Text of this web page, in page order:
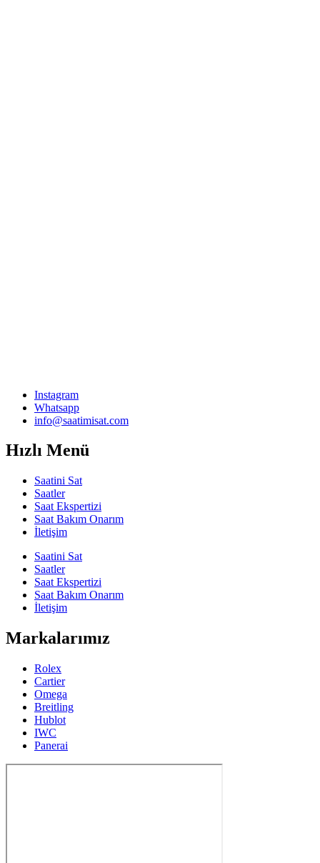
Instagram
Whatsapp
info@saatimisat.com
Hızlı Menü
Saatini Sat
Saatler
Saat Ekspertizi
Saat Bakım Onarım
İletişim
Saatini Sat
Saatler
Saat Ekspertizi
Saat Bakım Onarım
İletişim
Markalarımız
Rolex
Cartier
Omega
Breitling
Hublot
IWC
Panerai